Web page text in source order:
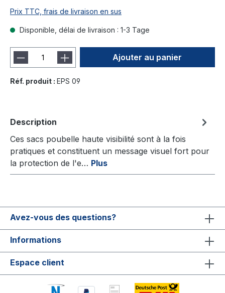
Prix TTC, frais de livraison en sus
Disponible, délai de livraison : 1-3 Tage
Ajouter au panier
Réf. produit : EPS 09
Description
Ces sacs poubelle haute visibilité sont à la fois
pratiques et constituent un message visuel fort pour
la protection de l'e… Plus
Avez-vous des questions?
Informations
Espace client